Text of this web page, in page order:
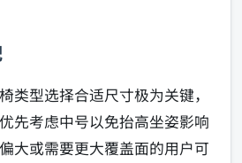
类型选择合适尺寸极为关键，
先考虑中号以免抬高坐姿影响
大或需要更大覆盖面的用户可